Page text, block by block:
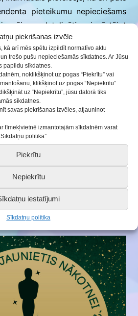
piekrišanas izvēle
kā arī mēs spētu izpildīt normatīvo aktu
trešo pušu nepieciešamās sīkdatnes. Ar Jūsu
papildu sīkdatnes.
noklikšķinot uz pogas “Piekrītu” vai
klikšķinot uz pogas “Nepiekrītu”.
uz “Nepiekrītu”, jūsu datorā tiks
sīkdatnes.
savas piekrišanas izvēles, atjauninot
tīmekļvietnē izmantotajām sīkdatnēm varat
politika”
Piekrītu
Nepiekrītu
iestatījumi
Sīkdatņu politika
pieteikumu nepieciešams
detalizēti, izvērtējot
komisija vadīsies pēc
informācijas.
izvērtēšanas, tiks
balva, vērtētāji pēc saviem
arī citas balvas, pretendentu
14.oktobrī Kursīšos, pasākumā
forums” .
un pretendentu pieteikšanu
.
Saldus novada pašvaldības
Saldus BJC struktūrvienības
mājas.